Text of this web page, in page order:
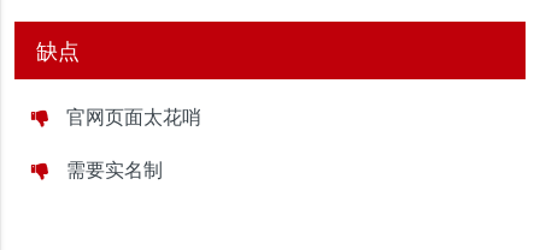
缺点
官网页面太花哨
需要实名制